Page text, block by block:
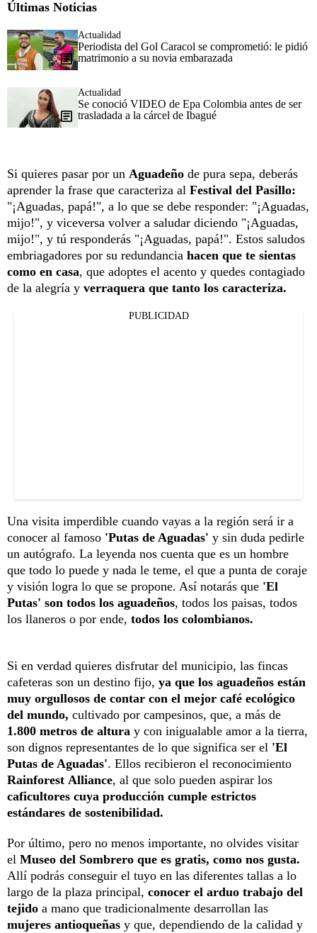
Últimas Noticias
Actualidad
Periodista del Gol Caracol se comprometió: le pidió
matrimonio a su novia embarazada
Actualidad
Se conoció VIDEO de Epa Colombia antes de ser
trasladada a la cárcel de Ibagué
Si quieres pasar por un Aguadeño de pura sepa, deberás
aprender la frase que caracteriza al Festival del Pasillo:
"¡Aguadas, papá!", a lo que se debe responder: "¡Aguadas,
mijo!", y viceversa volver a saludar diciendo "¡Aguadas,
mijo!", y tú responderás "¡Aguadas, papá!". Estos saludos
embriagadores por su redundancia hacen que te sientas
como en casa, que adoptes el acento y quedes contagiado
de la alegría y verraquera que tanto los caracteriza.
PUBLICIDAD
Una visita imperdible cuando vayas a la región será ir a
conocer al famoso 'Putas de Aguadas' y sin duda pedirle
un autógrafo. La leyenda nos cuenta que es un hombre
que todo lo puede y nada le teme, el que a punta de coraje
y visión logra lo que se propone. Así notarás que 'El
Putas' son todos los aguadeños, todos los paisas, todos
los llaneros o por ende, todos los colombianos.
Si en verdad quieres disfrutar del municipio, las fincas
cafeteras son un destino fijo, ya que los aguadeños están
muy orgullosos de contar con el mejor café ecológico
del mundo, cultivado por campesinos, que, a más de
1.800 metros de altura y con inigualable amor a la tierra,
son dignos representantes de lo que significa ser el 'El
Putas de Aguadas'. Ellos recibieron el reconocimiento
Rainforest Alliance, al que solo pueden aspirar los
caficultores cuya producción cumple estrictos
estándares de sostenibilidad.
Por último, pero no menos importante, no olvides visitar
el Museo del Sombrero que es gratis, como nos gusta.
Allí podrás conseguir el tuyo en las diferentes tallas a lo
largo de la plaza principal, conocer el arduo trabajo del
tejido a mano que tradicionalmente desarrollan las
mujeres antioqueñas y que, dependiendo de la calidad y